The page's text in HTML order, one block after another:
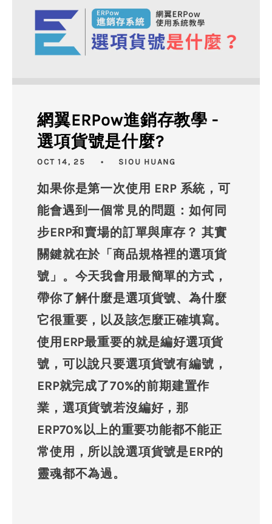
網翼ERPow進銷存教學 -
選項貨號是什麼?
OCT 14, 25 SIOU HUANG
如果你是第一次使用 ERP 系統，可
能會遇到一個常見的問題：如何同
步ERP和賣場的訂單與庫存？ 其實
關鍵就在於「商品規格裡的選項貨
號」。今天我會用最簡單的方式，
帶你了解什麼是選項貨號、為什麼
它很重要，以及該怎麼正確填寫。
使用ERP最重要的就是編好選項貨
號，可以說只要選項貨號有編號，
ERP就完成了70%的前期建置作
業，選項貨號若沒編好，那
ERP70%以上的重要功能都不能正
常使用，所以說選項貨號是ERP的
靈魂都不為過。